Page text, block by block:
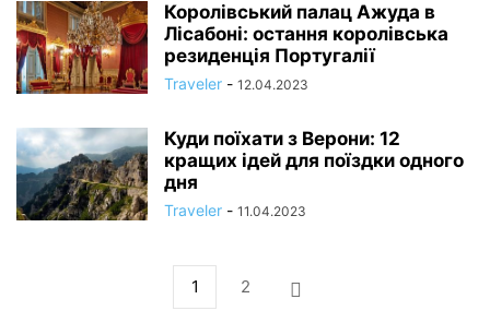
Королівський палац Ажуда в
Лісабоні: остання королівська
резиденція Португалії
Traveler - 12.04.2023
Куди поїхати з Верони: 12
кращих ідей для поїздки одного
дня
Traveler - 11.04.2023
1 2